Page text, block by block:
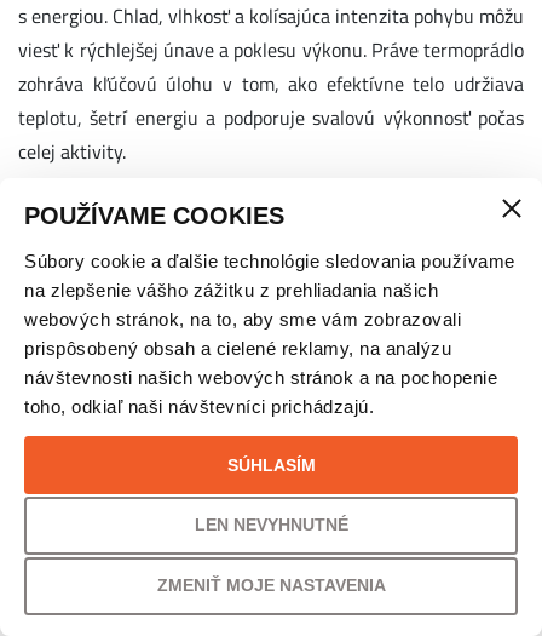
POUŽÍVAME COOKIES
Súbory cookie a ďalšie technológie sledovania používame
na zlepšenie vášho zážitku z prehliadania našich
webových stránok, na to, aby sme vám zobrazovali
prispôsobený obsah a cielené reklamy, na analýzu
návštevnosti našich webových stránok a na pochopenie
toho, odkiaľ naši návštevníci prichádzajú.
SÚHLASÍM
LEN NEVYHNUTNÉ
ZMENIŤ MOJE NASTAVENIA
s energiou. Chlad, vlhkosť a kolísajúca intenzita pohybu môžu
viesť k rýchlejšej únave a poklesu výkonu. Práve termoprádlo
zohráva kľúčovú úlohu v tom, ako efektívne telo udržiava
teplotu, šetrí energiu a podporuje svalovú výkonnosť počas
celej aktivity.
Ako termoprádlo chráni energiu počas zimného
tréningu?
Keď telo pracuje v stabilnej teplotnej zóne, svaly reagujú
rýchlejšie, sú lepšie prekrvené a dokážu pracovať dlhšie bez
predčasného vyčerpania. Kvalitné termoprádlo pomáha
vytvárať optimálnu mikroklímu pri pokožke, ktorá
minimalizuje teplotné výkyvy a chráni telo pred zbytočnými
Ak je športovec vystavený chladu alebo vlhkosti, organizmus
musí vynakladať viac energie na udržiavanie telesnej teploty.
Technické termoprádlo tento problém eliminuje tým, že